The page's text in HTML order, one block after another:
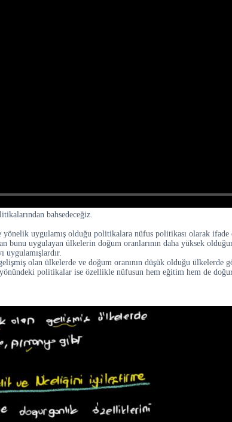
bahsedeceğiz.
yönelik uygulamış olduğu politikalara nüfus politikası olarak
bunu uygulayan ülkelerin doğum oranlarının daha yüksek
olan ülkelerde ve doğum oranının düşük olduğu ülkelerde
politikalar ise özellikle nüfusun hem eğitim hem de